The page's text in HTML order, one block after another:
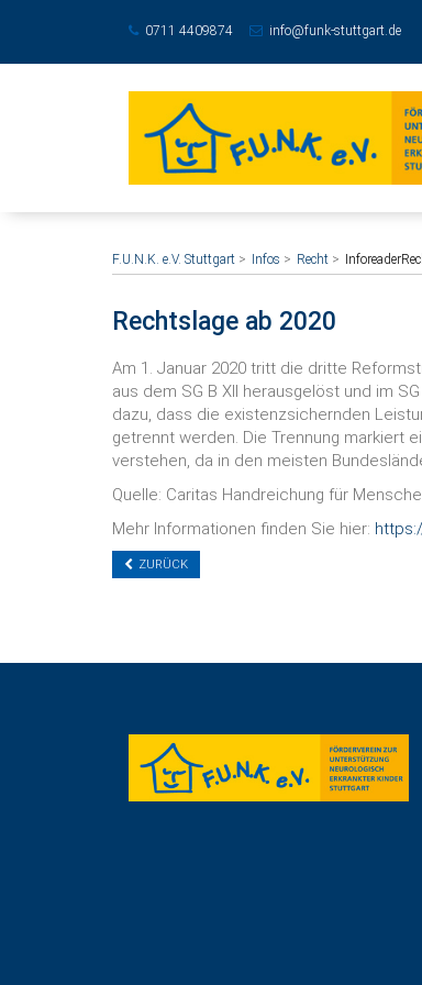
0711 4409874 info@funk-stuttgart.de
F.U.N.K. e.V. Stuttgart Infos Recht
Rechtslage ab 2020
Am 1. Januar 2020 tritt die dritte
aus dem SG B XII herausgelöst und im
dazu, dass die existenzsichernden
getrennt werden. Die Trennung markiert
verstehen, da in den meisten
Quelle: Caritas Handreichung für
Mehr Informationen finden Sie hier:
ZURÜCK